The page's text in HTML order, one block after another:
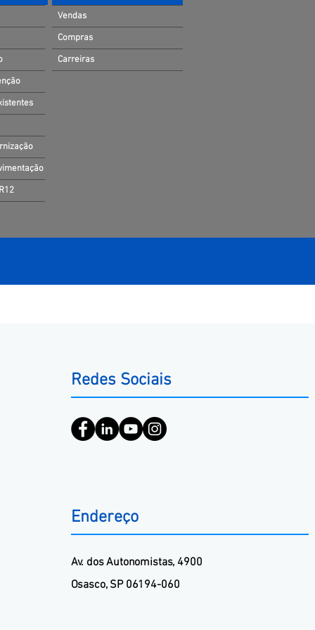
Vendas
Compras
Carreiras
Redes Sociais
Endereço
​Av. dos Autonomistas, 4900
Osasco, SP 06194-060